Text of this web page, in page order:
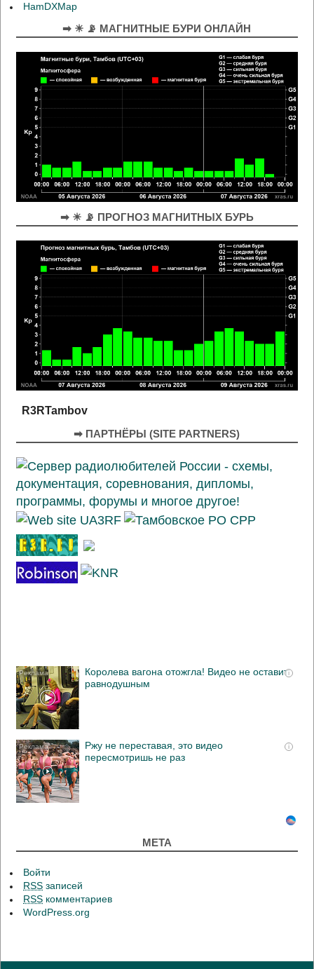
HamDXMap
➡ ☀ 📡 МАГНИТНЫЕ БУРИ ОНЛАЙН
➡ ☀ 📡 ПРОГНОЗ МАГНИТНЫХ БУРЬ
R3RTambov
➡ ПАРТНЁРЫ (SITE PARTNERS)
i
Королева вагона отожгла! Видео не оставит
равнодушным
i
Ржу не переставая, это видео
пересмотришь не раз
МЕТА
Войти
RSS записей
RSS комментариев
WordPress.org